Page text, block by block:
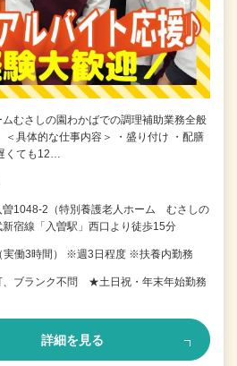
むさしの園わかばでの調理補助業務全般
＜具体的な仕事内容＞ ・盛り付け ・配膳
くても12…
曽1048-2（特別養護老人ホーム むさしの
宿線「入曽駅」西口より徒歩15分
実働3時間） ※週3日程度 ※扶養内勤務
、ブランク不問 ★土日祝・年末年始勤務
詳細を見る